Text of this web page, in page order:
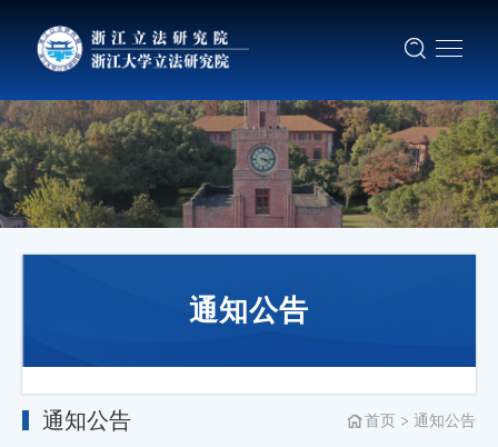
通知公告
通知公告 首页 通知公告